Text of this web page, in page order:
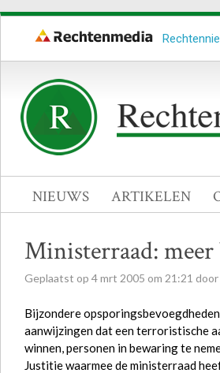
NIEUWS ARTIKELEN
Ministerraad:
Geplaatst op 4mrt 2005 om 21:21 door
Bijzondere
aanwijzingen dat een terroristische
winnen, personen in bewaring te
Justitie waarmee de ministerraad